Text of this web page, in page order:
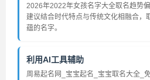
2026年2022年女孩名字大全取名趋势
建议结合时代特点与传统文化相融合，
蕴的名字。
利用AI工具辅助
周易起名网_宝宝起名_宝宝取名大全_